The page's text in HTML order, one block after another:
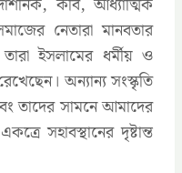
নেতারা মানবতার
ইসলামের ধর্মীয় ও
অন্যান্য সংস্কৃতি
তাদের সামনে আমাদের
সহাবস্থানের দৃষ্টান্ত